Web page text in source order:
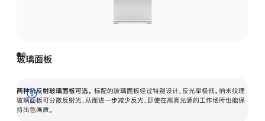
玻璃面板
两种抗反射玻璃面板可选。 标配的玻璃面板经过特别设计，反光率极低。纳米纹理
玻璃面板可分散反射光，从而进一步减少反光，即使在高亮光源的工作场所也能保
持出色画质。
展
开